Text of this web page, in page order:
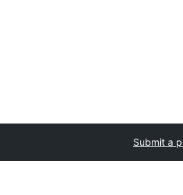
Submit a